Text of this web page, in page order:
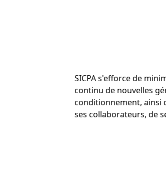
SICPA s'efforce de
continu de nouvelles
conditionnement, ainsi
ses collaborateurs, de